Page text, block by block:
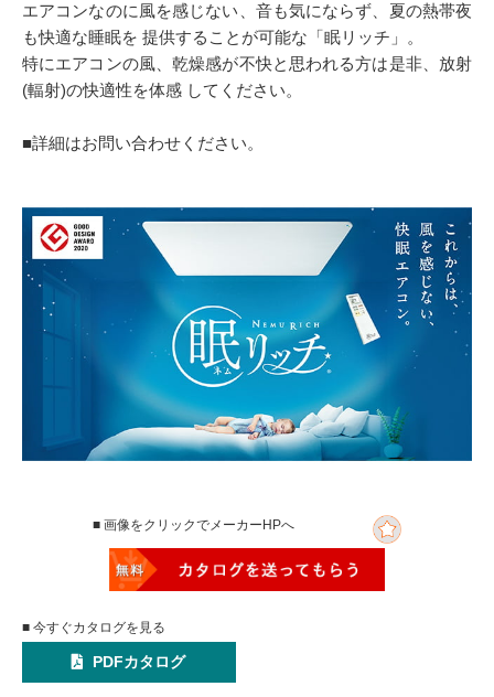
エアコンなのに風を感じない、音も気にならず、夏の熱帯夜
も快適な睡眠を 提供することが可能な「眠リッチ」。
特にエアコンの風、乾燥感が不快と思われる方は是非、放射
(輻射)の快適性を体感 してください。
■詳細はお問い合わせください。
■ 画像をクリックでメーカーHPへ
■ 今すぐカタログを見る
PDFカタログ